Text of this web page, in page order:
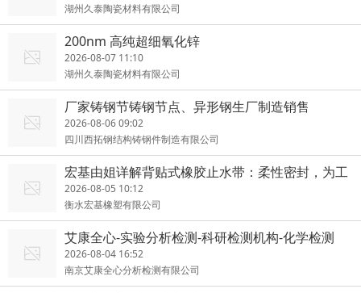
湖州久泰陶瓷材料有限公司
200nm 高纯超细氧化锌
2026-08-07 11:10
湖州久泰陶瓷材料有限公司
厂家铸钢节铸钢节点、异形钢生厂制造销售
2026-08-06 09:02
四川西拓钢结构铸钢件制造有限公司
宏基由姐详解背贴式橡胶止水带：柔性密封，为工
程持久挡水
2026-08-05 10:12
衡水宏基橡塑有限公司
艾康全心-实验分析检测-科研检测机构-化学检测
2026-08-04 16:52
南京艾康全心分析检测有限公司